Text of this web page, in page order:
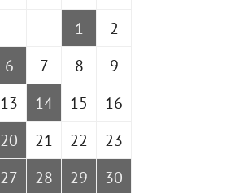
1
2
6 7 8
9
13 14 15
16
20 21 22
23
27 28 29 30